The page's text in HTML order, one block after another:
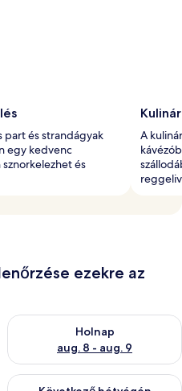
part és strandágyak
egy kedvenc
és
A
ezekre az
aug. 7 - aug. 8
Holnap
aug. 8 - aug. 9
A holnapi rendelkezésre állás
állás ellenőrzése: aug. 7 -
A következő hétvégi